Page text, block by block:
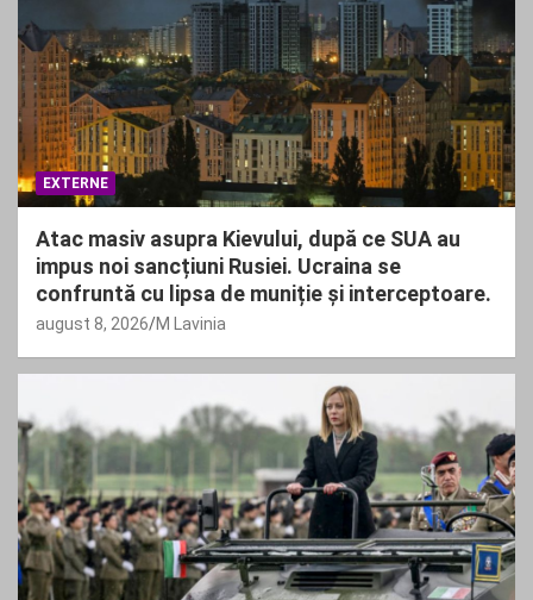
EXTERNE
Atac masiv asupra Kievului, după ce SUA au
impus noi sancțiuni Rusiei. Ucraina se
confruntă cu lipsa de muniție și interceptoare.
august 8, 2026 M Lavinia